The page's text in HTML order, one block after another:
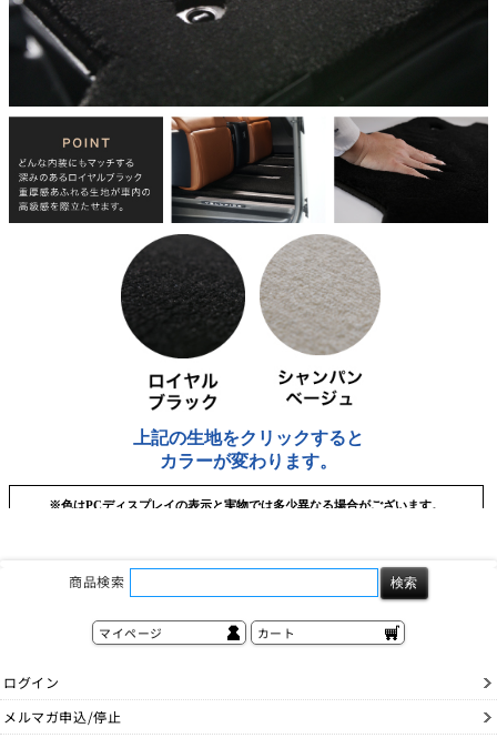
商品検索
マイページ カート
ログイン
メルマガ申込/停止